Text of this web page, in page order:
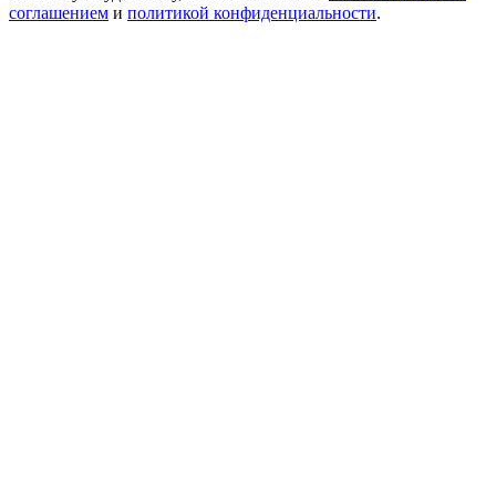
соглашением и политикой конфиденциальности.